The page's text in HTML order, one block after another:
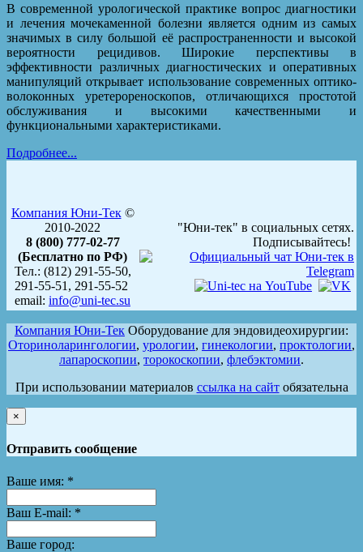
В современной урологической практике вопрос диагностики
и лечения мочекаменной болезни является одним из самых
значимых в силу большой её распространенности и высокой
вероятности рецидивов. Широкие перспективы в
эффективности различных диагностических и оперативных
манипуляций открывает использование современных оптико-
волоконных уретерореноскопов, отличающихся простотой
обслуживания и высокими качественными и
функциональными характеристиками.
Подробнее...
Компания Юни-Тек©
2010-2022
8 (800) 777-02-77
(Бесплатно по РФ)
Тел.: (812) 291-55-50,
291-55-51, 291-55-52
email: info@uni-tec.su
"Юни-тек" в социальных сетях.
Подписывайтесь!
Компания Юни-Тек Оборудование для эндовидеохирургии:
Оториноларингологии, урологии, гинекологии, проктологии,
лапароскопии, торокоскопии, флебэктомии.
При использовании материалов ссылка на сайтобязательна
×
Отправить сообщение
Ваше имя: *
Ваш E-mail: *
Ваше город: